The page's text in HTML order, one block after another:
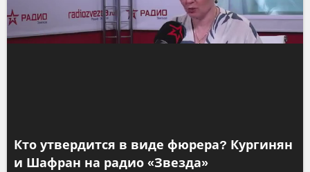
Кто утвердится в виде фюрера? Кургинян
и Шафран на радио «Звезда»